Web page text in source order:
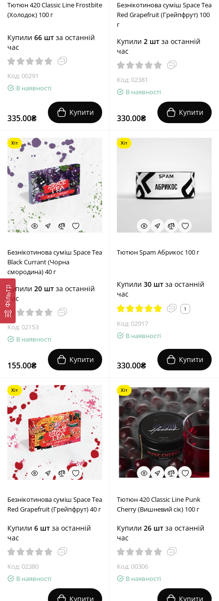
Фільтр
Тютюн 420 Classic Line Frostbite
(Холодок) 100 г
Купили 66 шт за останній
час
Код: 00291
В наявності
335.00₴
Купити
Безнікотинова суміш Space Tea
Red Grapefruit (Грейпфрут) 100
г
Купили 2 шт за останній
час
Код: 02381
В наявності
330.00₴
Купити
Хіт
Безнікотинова суміш Space Tea
Black Currant (Чорна
смородина) 40 г
Купили 20 шт за останній
час
Код: 02153
В наявності
155.00₴
Купити
Хіт
Тютюн Spam Абрикос 100 г
Купили 30 шт за останній
час
1
Код: 02917
В наявності
330.00₴
Купити
Хіт
Безнікотинова суміш Space Tea
Red Grapefruit (Грейпфрут) 40 г
Купили 6 шт за останній
час
Код: 02380
В наявності
Купити
Хіт
Тютюн 420 Classic Line Punk
Cherry (Вишневий сік) 100 г
Купили 26 шт за останній
час
Код: 00306
В наявності
Купити